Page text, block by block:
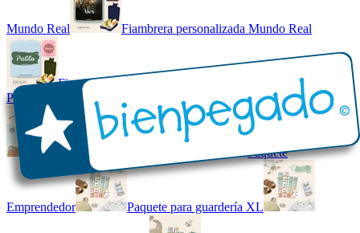
Mundo Real Fiambrera personalizada Mundo Real
Fiambrera con tu nombre básica
Paquetes
Kit combinado de etiquetas Paquete
Emprendedor Paquete para guardería XL